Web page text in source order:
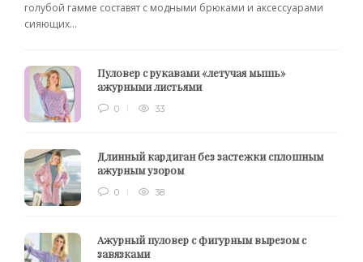
голубой гамме составят с модными брюками и аксессуарами
сияющих...
Пуловер с рукавами «летучая мышь»
ажурными листьями
0 33
Длинный кардиган без застежки сплошным
ажурным узором
0 38
Ажурный пуловер с фигурным вырезом с
завязками